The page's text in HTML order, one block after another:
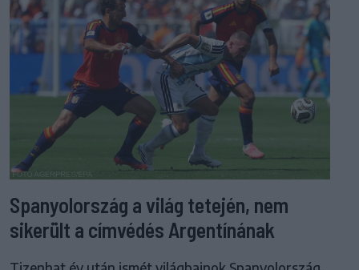
Spanyolország a világ tetején, nem
sikerült a címvédés Argentínának